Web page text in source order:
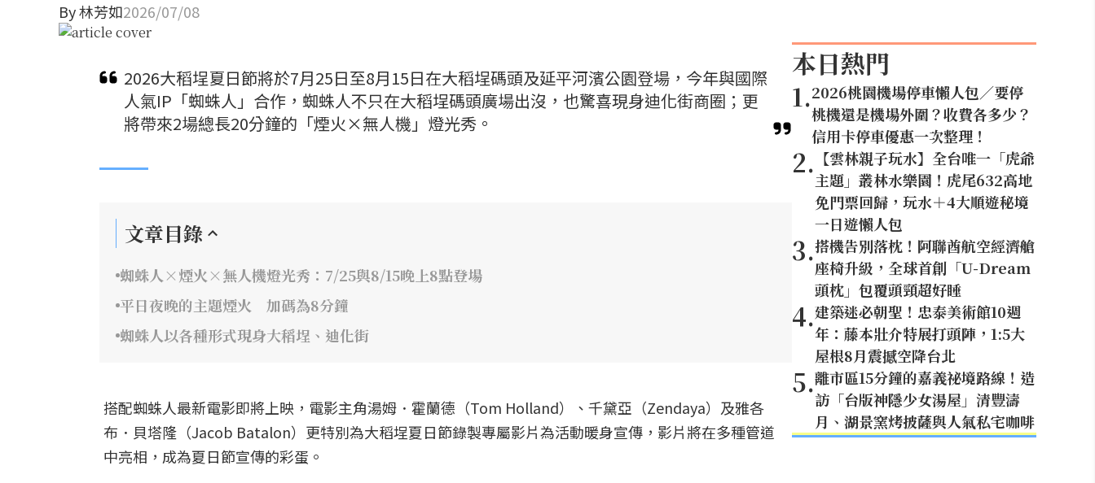
By林芳如2026/07/08
2026大稻埕夏日節將於7月25日至8月15日在大稻埕碼頭及延平河濱公園登場，今年與國際
人氣IP「蜘蛛人」合作，蜘蛛人不只在大稻埕碼頭廣場出沒，也驚喜現身迪化街商圈；更
將帶來2場總長20分鐘的「煙火×無人機」燈光秀。
文章目錄
蜘蛛人×煙火×無人機燈光秀：7/25與8/15晚上8點登場
平日夜晚的主題煙火 加碼為8分鐘
蜘蛛人以各種形式現身大稻埕、迪化街
搭配蜘蛛人最新電影即將上映，電影主角湯姆．霍蘭德（Tom Holland）、千黛亞（Zendaya）及雅各
布．貝塔隆（Jacob Batalon）更特別為大稻埕夏日節錄製專屬影片為活動暖身宣傳，影片將在多種管道
中亮相，成為夏日節宣傳的彩蛋。
本日熱門
1.2026桃園機場停車懶人包／要停
桃機還是機場外圍？收費各多少？
信用卡停車優惠一次整理！
2. 【雲林親子玩水】全台唯一「虎爺
主題」叢林水樂園！虎尾632高地
免門票回歸，玩水＋4大順遊秘境
一日遊懶人包
3.搭機告別落枕！阿聯酋航空經濟艙
座椅升級，全球首創「U-Dream
頭枕」包覆頭頸超好睡
4.建築迷必朝聖！忠泰美術館10週
年：藤本壯介特展打頭陣，1:5大
屋根8月震撼空降台北
5.離市區15分鐘的嘉義祕境路線！造
訪「台版神隱少女湯屋」清豐濤
月、湖景窯烤披薩與人氣私宅咖啡